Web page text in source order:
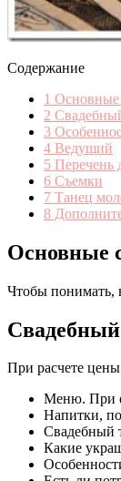
Содержание
1 Основные
2
3
4 Ведущий
5 Перечень
6 Съемки
7 Танец
8
Основные
Чтобы понимать,
При расчете
Меню. При
Напитки,
Свадебный
Какие